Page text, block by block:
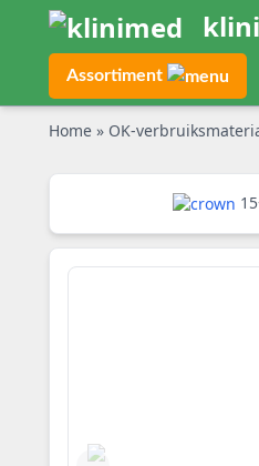
Assortiment
Home » OK-